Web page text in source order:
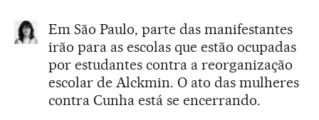
Em São Paulo, parte das manifestantes
irão para as escolas que estão ocupadas
por estudantes contra a reorganização
escolar de Alckmin. O ato das mulheres
contra Cunha está se encerrando.